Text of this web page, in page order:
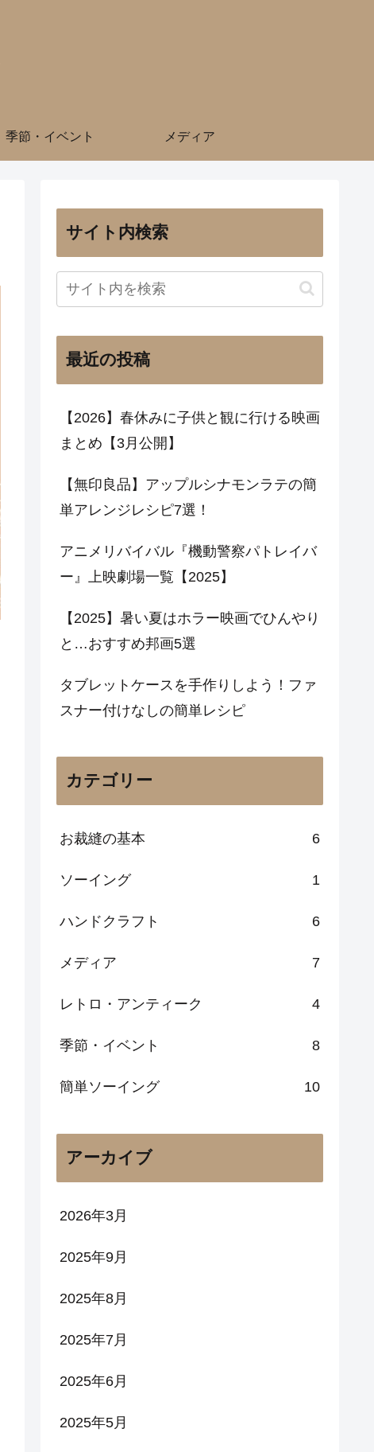
季節・イベント メディア
サイト内検索
最近の投稿
【2026】春休みに子供と観に行ける映画
まとめ【3月公開】
【無印良品】アップルシナモンラテの簡
単アレンジレシピ7選！
アニメリバイバル『機動警察パトレイバ
ー』上映劇場一覧【2025】
【2025】暑い夏はホラー映画でひんやり
と…おすすめ邦画5選
タブレットケースを手作りしよう！ファ
スナー付けなしの簡単レシピ
カテゴリー
お裁縫の基本 6
ソーイング 1
ハンドクラフト 6
メディア 7
レトロ・アンティーク 4
季節・イベント 8
簡単ソーイング 10
アーカイブ
2026年3月
2025年9月
2025年8月
2025年7月
2025年6月
2025年5月